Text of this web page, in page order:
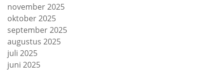
november 2025
oktober 2025
september 2025
augustus 2025
juli 2025
juni 2025